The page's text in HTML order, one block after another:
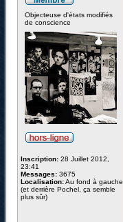
Objecteuse d'états modifiés
de conscience
Inscription: 28 Juillet 2012,
23:41
Messages: 3675
Localisation:Au fond à gauche
(et derrière Pochel, ça semble
plus sûr)